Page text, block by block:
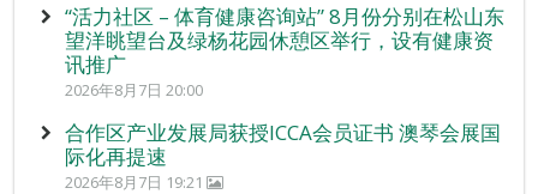
“活力社区 – 体育健康咨询站” 8月份分别在松山东
望洋眺望台及绿杨花园休憩区举行，设有健康资
讯推广
2026年8月7日 20:00
合作区产业发展局获授ICCA会员证书 澳琴会展国
际化再提速
2026年8月7日 19:21